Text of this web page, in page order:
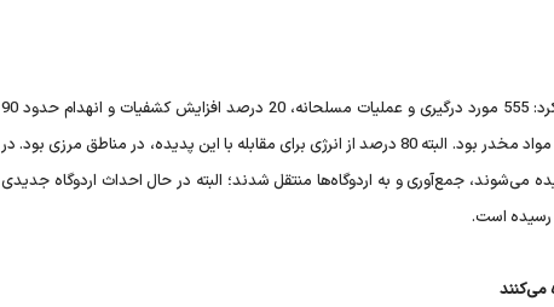
وی درباره اقدامات صورت گرفته در حوزه مقابله با مواد مخدر، اظهار کرد: 555 مورد درگیری و عملیات مسلحانه، 20 درصد افزایش کشفیات و انهدام حدود 90
لابراتوار تولید مواد مخدر صنعتی از جمله اقدامات انجام شده در حوزه مواد مخدر بود. البته 80 درصد از انرژی برای مقابله با این پدیده، در مناطق مرزی بود. در
دیده می‌شوند، جمع‌آوری و به اردوگاه‌ها منتقل شدند؛ البته در حال احداث اردوگاه جدیدی
می‌کنند